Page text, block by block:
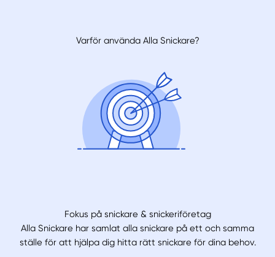
Varför använda Alla Snickare?
Fokus på snickare & snickeriföretag
Alla Snickare har samlat alla snickare på ett och samma
ställe för att hjälpa dig hitta rätt snickare för dina behov.